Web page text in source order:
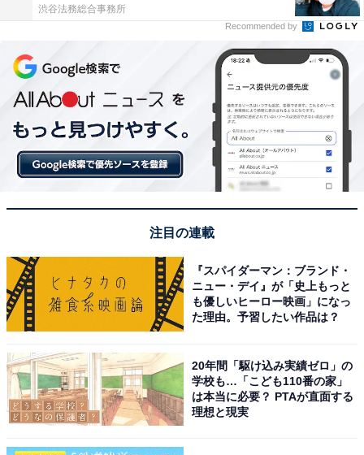
＞30位までの全ランキング結果を見る
【おすすめ記事】
2023年卒調査「文系の就職人気企業」ランキング！ 3位
「集英社」、2位「講談社」、1位は？
・
2023年卒調査「理系の就職人気企業」ランキング！ 3位
「アサヒ飲料」、2位「旭化成」、1位は？
・
新卒入社社員の満足度が高い企業ランキング！ 2位は
「GEヘルスケア・ジャパン」、1位は？
上場企業2459社の「平均年間給与」ランキング！ 3位
「伊藤忠商事」、2位「三菱商事」、1位は？
渋谷法務総合事務所
Recommended by
注目の連載
『スパイダーマン：ブランド・
ニュー・デイ』が「史上もっと
も優しいヒーロー映画」になっ
た理由。予習したい作品は？
20年間「駆け込み実績ゼロ」の
学校も…「こども110番の家」
は本当に必要？ PTAが直面する
理想と現実